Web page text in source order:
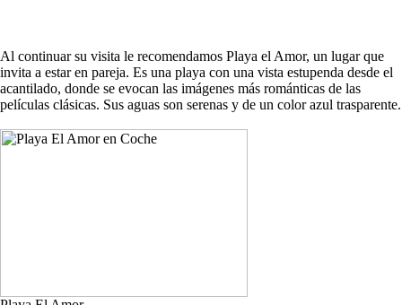
Al continuar su visita le recomendamos Playa el Amor, un lugar que
invita a estar en pareja. Es una playa con una vista estupenda desde el
acantilado, donde se evocan las imágenes más románticas de las
películas clásicas. Sus aguas son serenas y de un color azul trasparente.